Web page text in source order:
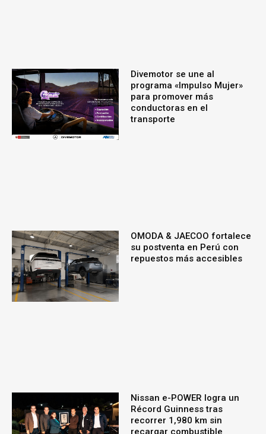
Divemotor se une al
programa «Impulso Mujer»
para promover más
conductoras en el
transporte
OMODA & JAECOO fortalece
su postventa en Perú con
repuestos más accesibles
Nissan e-POWER logra un
Récord Guinness tras
recorrer 1,980 km sin
recargar combustible